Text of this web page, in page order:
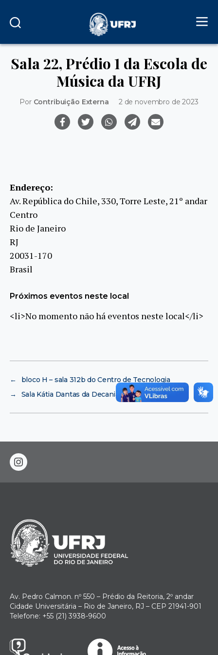
Sala 22, Prédio 1 da Escola de
Música da UFRJ
Por Contribuição Externa 2 de novembro de 2023
Endereço:
Av. República do Chile, 330, Torre Leste, 21º andar
Centro
Rio de Janeiro
RJ
20031-170
Brasil
Próximos eventos neste local
<li>No momento não há eventos neste local</li>
←
bloco H – sala 312b do Centro de Tecnologia
→
Sala Kátia Dantas da Decania do CT
instagram
Av. Pedro Calmon. nº 550 – Prédio da Reitoria, 2º andar
Cidade Universitária – Rio de Janeiro, RJ – CEP 21941-901
Telefone: +55 (21) 3938-9600